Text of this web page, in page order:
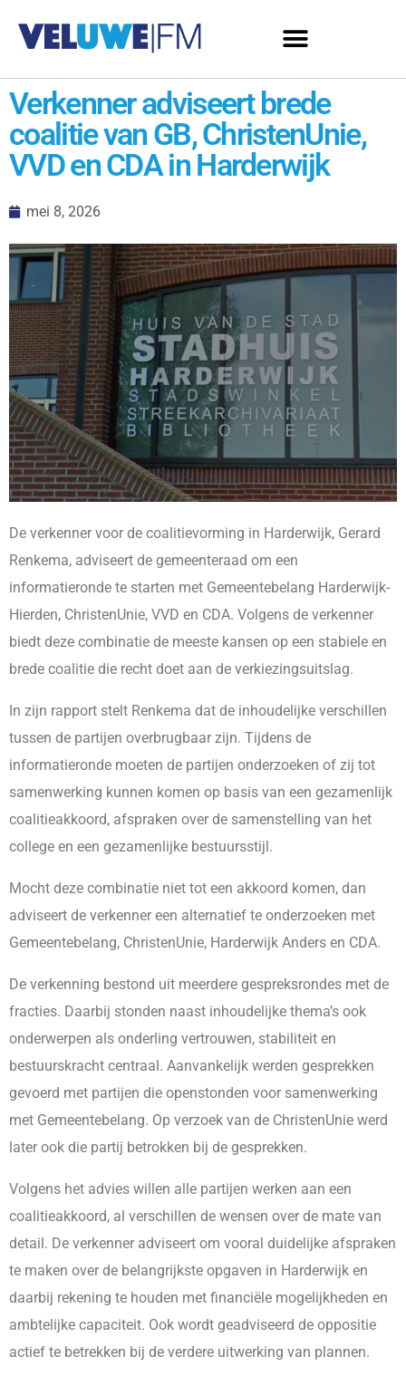
Verkenner adviseert brede
coalitie van GB, ChristenUnie,
VVD en CDA in Harderwijk
mei 8, 2026
De verkenner voor de coalitievorming in Harderwijk, Gerard
Renkema, adviseert de gemeenteraad om een
informatieronde te starten met Gemeentebelang Harderwijk-
Hierden, ChristenUnie, VVD en CDA. Volgens de verkenner
biedt deze combinatie de meeste kansen op een stabiele en
brede coalitie die recht doet aan de verkiezingsuitslag.
In zijn rapport stelt Renkema dat de inhoudelijke verschillen
tussen de partijen overbrugbaar zijn. Tijdens de
informatieronde moeten de partijen onderzoeken of zij tot
samenwerking kunnen komen op basis van een gezamenlijk
coalitieakkoord, afspraken over de samenstelling van het
college en een gezamenlijke bestuursstijl.
Mocht deze combinatie niet tot een akkoord komen, dan
adviseert de verkenner een alternatief te onderzoeken met
Gemeentebelang, ChristenUnie, Harderwijk Anders en CDA.
De verkenning bestond uit meerdere gespreksrondes met de
fracties. Daarbij stonden naast inhoudelijke thema’s ook
onderwerpen als onderling vertrouwen, stabiliteit en
bestuurskracht centraal. Aanvankelijk werden gesprekken
gevoerd met partijen die openstonden voor samenwerking
met Gemeentebelang. Op verzoek van de ChristenUnie werd
later ook die partij betrokken bij de gesprekken.
Volgens het advies willen alle partijen werken aan een
coalitieakkoord, al verschillen de wensen over de mate van
detail. De verkenner adviseert om vooral duidelijke afspraken
te maken over de belangrijkste opgaven in Harderwijk en
daarbij rekening te houden met financiële mogelijkheden en
ambtelijke capaciteit. Ook wordt geadviseerd de oppositie
actief te betrekken bij de verdere uitwerking van plannen.